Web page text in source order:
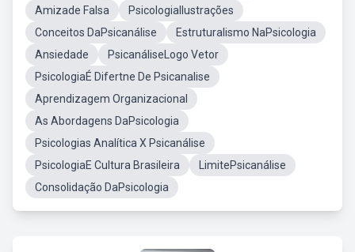
Amizade Falsa
PsicologiaIlustrações
Conceitos DaPsicanálise
Estruturalismo NaPsicologia
Ansiedade
PsicanáliseLogo Vetor
PsicologiaÉ Difertne De Psicanalise
Aprendizagem Organizacional
As Abordagens DaPsicologia
Psicologias Analítica X Psicanálise
PsicologiaE Cultura Brasileira
LimitePsicanálise
Consolidação DaPsicologia